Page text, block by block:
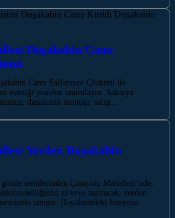
Duşakabin Camı
Camı Sallanıyor Çözümü ile
estetiği yeniden tanımlayın. Sakarya
duşakabin montajı, satışı…
Yerden Duşakabin
gözde semtlerinden Çamyolu Mahallesi’nde,
zirveye taşıyacak, yerden
tanışın. Hayalinizdeki banyoya